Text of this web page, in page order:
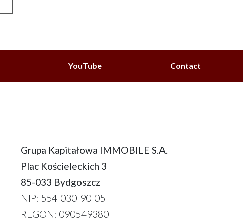
YouTube Contact
Grupa Kapitałowa IMMOBILE S.A.
Plac Kościeleckich 3
85-033 Bydgoszcz
NIP: 554-030-90-05
REGON: 090549380